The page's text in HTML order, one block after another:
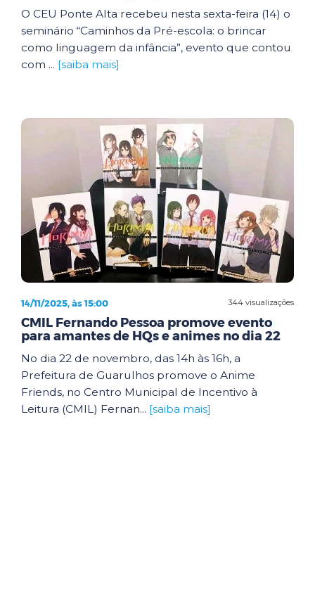
O CEU Ponte Alta recebeu nesta sexta-feira (14) o
seminário “Caminhos da Pré-escola: o brincar
como linguagem da infância”, evento que contou
com ... [saiba mais]
344 visualizações
14/11/2025, às 15:00
CMIL Fernando Pessoa promove evento
para amantes de HQs e animes no dia 22
No dia 22 de novembro, das 14h às 16h, a
Prefeitura de Guarulhos promove o Anime
Friends, no Centro Municipal de Incentivo à
Leitura (CMIL) Fernan... [saiba mais]